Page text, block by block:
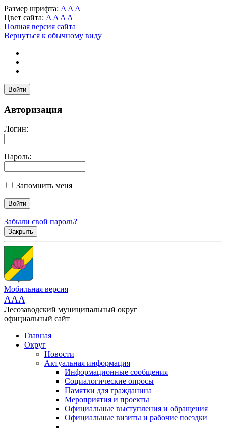
Размер шрифта: A A A
Цвет сайта: A A A A
Полная версия сайта
Вернуться к обычному виду
Войти
Авторизация
Логин:
Пароль:
Запомнить меня
Забыли свой пароль?
Закрыть
Мобильная версия
AAA
Лесозаводский муниципальный округ
официальный сайт
Главная
Округ
Новости
Актуальная информация
Информационные сообщения
Социалогические опросы
Памятки для гражданина
Мероприятия и проекты
Официальные выступления и обращения
Официальные визиты и рабочие поездки